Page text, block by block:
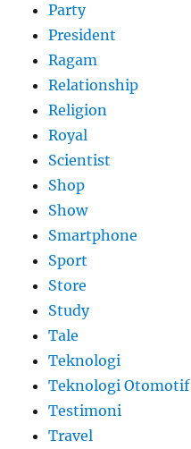
Party
President
Ragam
Relationship
Religion
Royal
Scientist
Shop
Show
Smartphone
Sport
Store
Study
Tale
Teknologi
Teknologi Otomotif
Testimoni
Travel